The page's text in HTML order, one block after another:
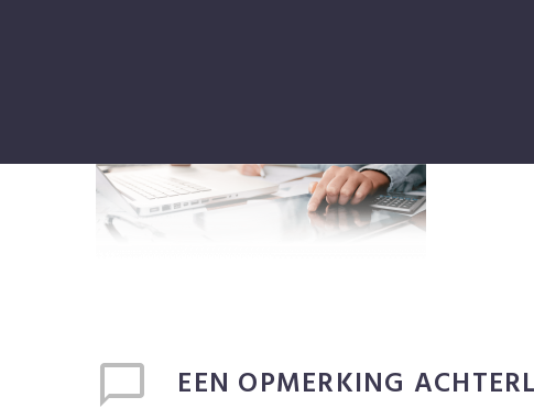
EEN OPMERKING